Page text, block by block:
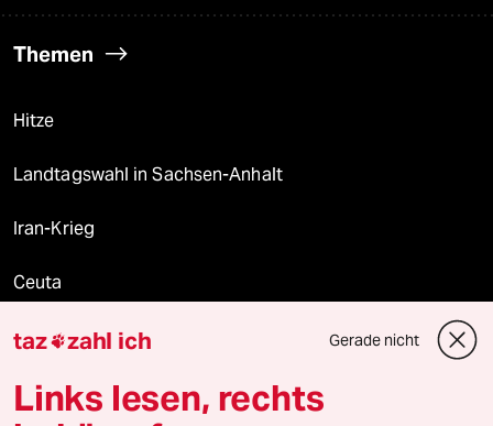
Themen
Hitze
Landtagswahl in Sachsen-Anhalt
Iran-Krieg
Ceuta
Verlag
taz zahl ich Gerade nicht
Links lesen, rechts